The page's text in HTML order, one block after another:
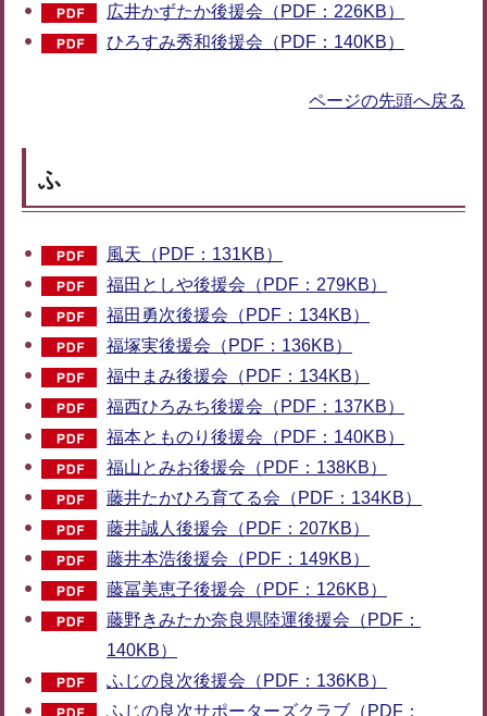
広井かずたか後援会（PDF：226KB）
ひろすみ秀和後援会（PDF：140KB）
ページの先頭へ戻る
ふ
風天（PDF：131KB）
福田としや後援会（PDF：279KB）
福田勇次後援会（PDF：134KB）
福塚実後援会（PDF：136KB）
福中まみ後援会（PDF：134KB）
福西ひろみち後援会（PDF：137KB）
福本とものり後援会（PDF：140KB）
福山とみお後援会（PDF：138KB）
藤井たかひろ育てる会（PDF：134KB）
藤井誠人後援会（PDF：207KB）
藤井本浩後援会（PDF：149KB）
藤冨美恵子後援会（PDF：126KB）
藤野きみたか奈良県陸運後援会（PDF：
140KB）
ふじの良次後援会（PDF：136KB）
ふじの良次サポーターズクラブ（PDF：